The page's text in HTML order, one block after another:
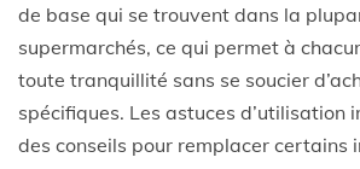
de base qui se trouvent dans la
supermarchés, ce qui permet à
toute tranquillité sans se soucier
spécifiques. Les astuces d’utilisation
des conseils pour remplacer certains